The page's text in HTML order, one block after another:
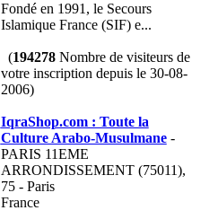
Fondé en 1991, le Secours
Islamique France (SIF) e...
(194278Nombre de visiteurs de
votre inscription depuis le 30-08-
2006)
IqraShop.com : Toute la
Culture Arabo-Musulmane-
PARIS 11EME
ARRONDISSEMENT (75011),
75 - Paris
France